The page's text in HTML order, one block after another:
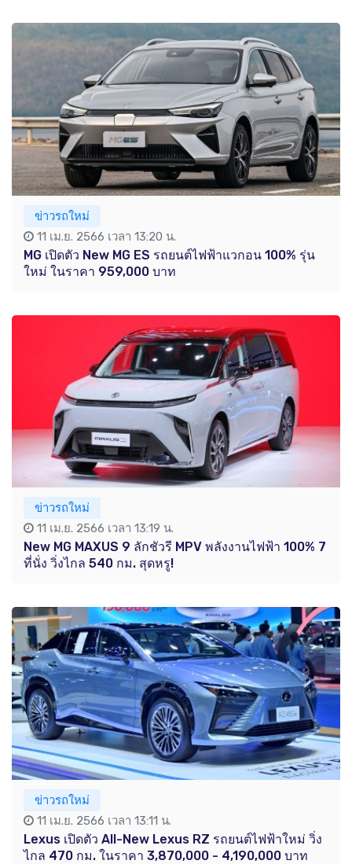
ข่าวรถใหม่
11 เม.ย. 2566 เวลา 13:20 น.
MG เปิดตัว New MG ES รถยนต์ไฟฟ้าแวกอน 100% รุ่น
ใหม่ ในราคา 959,000 บาท
ข่าวรถใหม่
11 เม.ย. 2566 เวลา 13:19 น.
New MG MAXUS 9 ลักชัวรี MPV พลังงานไฟฟ้า 100% 7
ที่นั่ง วิ่งไกล 540 กม. สุดหรู!
ข่าวรถใหม่
11 เม.ย. 2566 เวลา 13:11 น.
Lexus เปิดตัว All-New Lexus RZ รถยนต์ไฟฟ้าใหม่ วิ่ง
ไกล 470 กม. ในราคา 3,870,000 - 4,190,000 บาท